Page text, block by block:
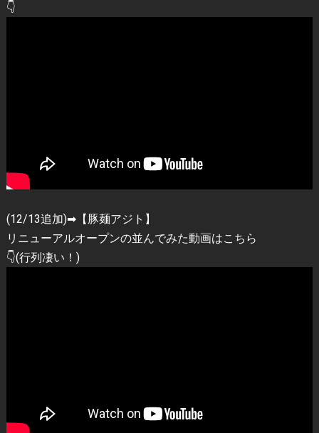
👇
(12/13追加)➡︎【豚麺アジト】
リニューアルオープンの並んでみた動画はこちら
👇(行列凄い！)